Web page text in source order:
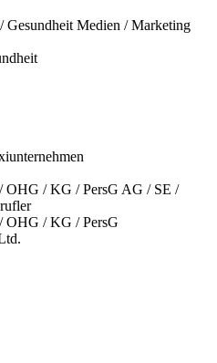
Gesundheit Medien / Marketing
OHG / KG / PersG AG / SE /
OHG / KG / PersG